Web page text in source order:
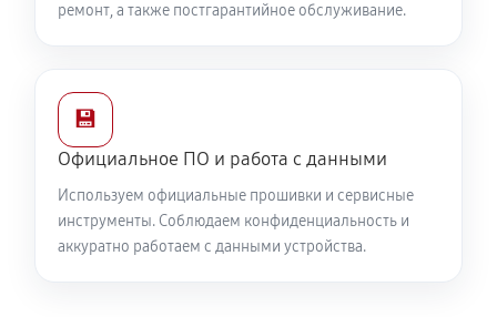
ремонт, а также постгарантийное обслуживание.
💾
Официальное ПО и работа с данными
Используем официальные прошивки и сервисные
инструменты. Соблюдаем конфиденциальность и
аккуратно работаем с данными устройства.